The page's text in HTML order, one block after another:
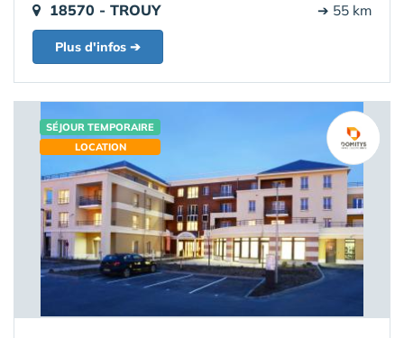
18570 - TROUY ➔ 55 km
Plus d'infos ➔
SÉJOUR TEMPORAIRE
LOCATION